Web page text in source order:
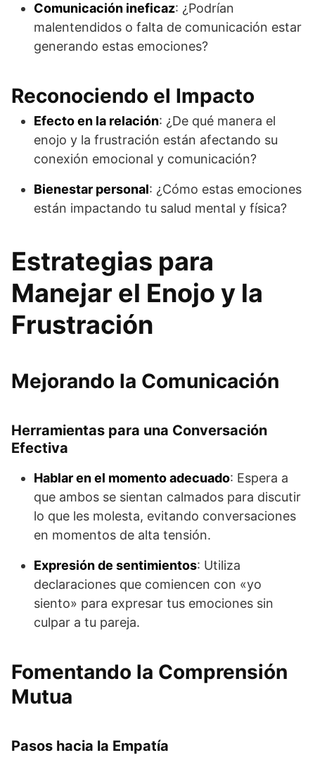
Comunicación ineficaz: ¿Podrían
malentendidos o falta de comunicación estar
generando estas emociones?
Reconociendo el Impacto
Efecto en la relación: ¿De qué manera el
enojo y la frustración están afectando su
conexión emocional y comunicación?
Bienestar personal: ¿Cómo estas emociones
están impactando tu salud mental y física?
Estrategias para
Manejar el Enojo y la
Frustración
Mejorando la Comunicación
Herramientas para una Conversación
Efectiva
Hablar en el momento adecuado: Espera a
que ambos se sientan calmados para discutir
lo que les molesta, evitando conversaciones
en momentos de alta tensión.
Expresión de sentimientos: Utiliza
declaraciones que comiencen con «yo
siento» para expresar tus emociones sin
culpar a tu pareja.
Fomentando la Comprensión
Mutua
Pasos hacia la Empatía